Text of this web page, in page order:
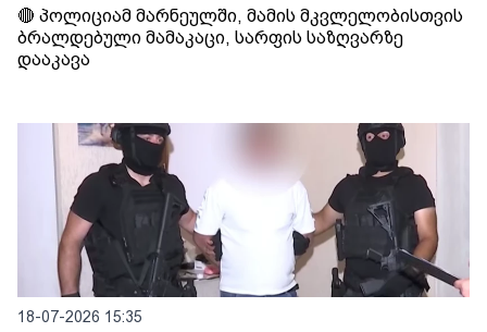
🔴 პოლიციამ მარნეულში, მამის მკვლელობისთვის
ბრალდებული მამაკაცი, სარფის საზღვარზე
დააკავა
18-07-2026 15:35